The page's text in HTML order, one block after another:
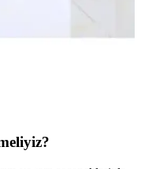
Modern ve
Çözümü